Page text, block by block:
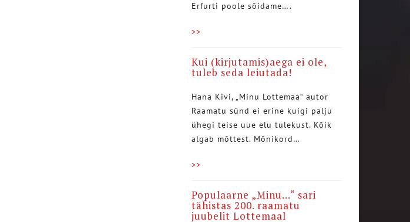
Erfurti poole sõidame….
>>
Kui (kirjutamis)aega ei ole,
tuleb seda leiutada!
Hana Kivi, „Minu Lottemaa“ autor
Raamatu sünd ei erine kuigi palju
ühegi teise uue elu tulekust. Kõik
algab mõttest. Mõnikord…
>>
Populaarne „Minu…“ sari
tähistas 200. raamatu
juubelit Lottemaal